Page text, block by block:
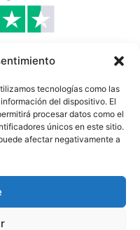
tecnologías como las
del dispositivo. El
procesar datos como el
únicos en este sitio.
afectar negativamente a
exclusivos.
45 | SE142